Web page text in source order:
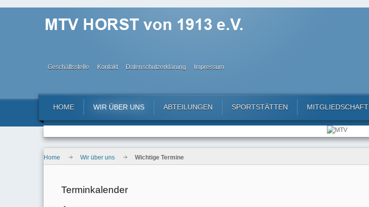
Geschäftsstelle Kontakt Datenschutzerklärung Impressum
HOME WIR ÜBER UNS ABTEILUNGEN SPORTSTÄTTEN MITGLIEDSCHAFT
Home Wir über uns Wichtige Termine
Terminkalender